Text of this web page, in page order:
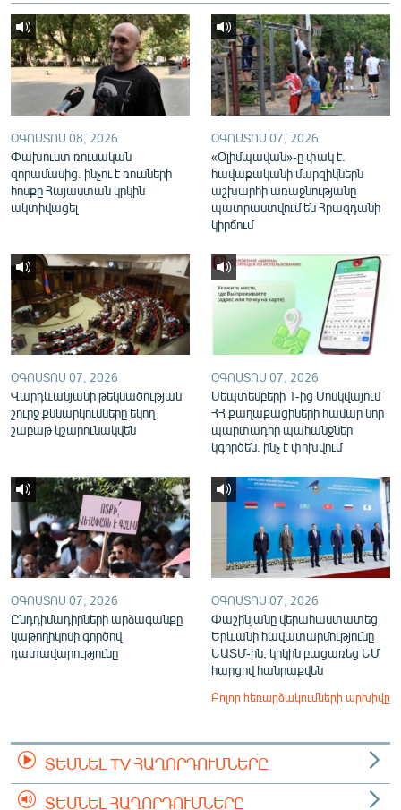
English
Русский
ՀԵՏԵՎԵՔ ՄԵԶ
«Ազատության» բոլոր կայքերը
ՕԳՈՍՏՈՍ 08, 2026
Փախուստ ռուսական
զորամասից. ինչու է ռուսների
հոսքը Հայաստան կրկին
ակտիվացել
ՕԳՈՍՏՈՍ 07, 2026
«Օլիմպավան»-ը փակ է.
հավաքականի մարզիկներն
աշխարհի առաջնությանը
պատրաստվում են Հրազդանի
կիրճում
ՕԳՈՍՏՈՍ 07, 2026
Վարդևանյանի թեկնածության
շուրջ քննարկումները եկող
շաբաթ կշարունակվեն
ՕԳՈՍՏՈՍ 07, 2026
Սեպտեմբերի 1-ից Մոսկվայում
ՀՀ քաղաքացիների համար նոր
պարտադիր պահանջներ
կգործեն. ինչ է փոխվում
ՕԳՈՍՏՈՍ 07, 2026
Ընդդիմադիրների արձագանքը
կաթողիկոսի գործով
դատավարությունը
ՕԳՈՍՏՈՍ 07, 2026
Փաշինյանը վերահաստատեց
Երևանի հավատարմությունը
ԵԱՏՄ-ին, կրկին բացառեց ԵՄ
հարցով հանրաքվեն
Բոլոր հեռարձակումների արխիվը
ՏԵՍՆԵԼ TV ՀԱՂՈՐԴՈՒՄՆԵՐԸ
ՏԵՍՆԵԼ ՀԱՂՈՐԴՈՒՄՆԵՐԸ